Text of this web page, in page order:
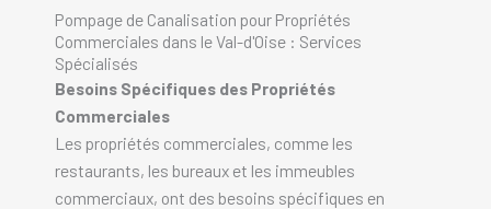
Pompage de Canalisation pour Propriétés
Commerciales dans le Val-d'Oise : Services
Spécialisés
Besoins Spécifiques des Propriétés
Commerciales
Les propriétés commerciales, comme les
restaurants, les bureaux et les immeubles
commerciaux, ont des besoins spécifiques en